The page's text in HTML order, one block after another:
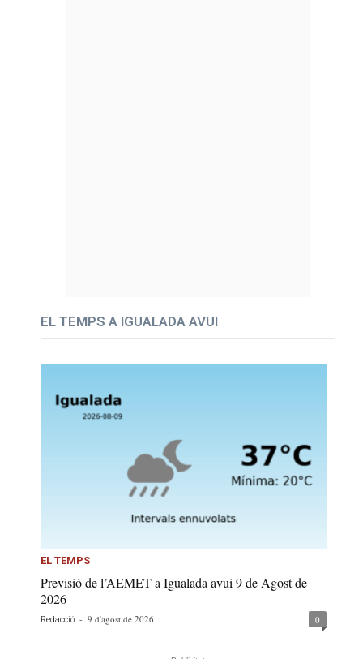
EL TEMPS A IGUALADA AVUI
EL TEMPS
Previsió de l’AEMET a Igualada avui 9 de Agost de
2026
Redacció - 9 d'agost de 2026 0